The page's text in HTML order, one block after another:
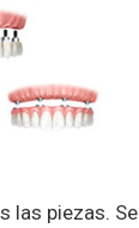
las piezas. Se